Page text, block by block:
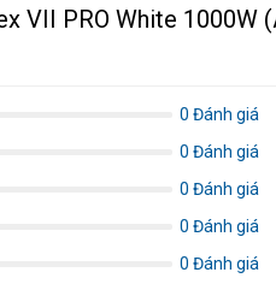
VII PRO White 1000W
0 Đánh giá
0 Đánh giá
0 Đánh giá
0 Đánh giá
0 Đánh giá